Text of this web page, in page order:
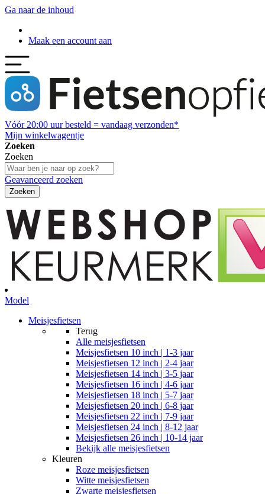
Ga naar de inhoud
Maak een account aan
Vóór 20:00 uur besteld = vandaag verzonden*
Mijn winkelwagentje
Zoeken
Zoeken
Geavanceerd zoeken
Zoeken
Model
Meisjesfietsen
Terug
Alle meisjesfietsen
Meisjesfietsen 10 inch | 1-3 jaar
Meisjesfietsen 12 inch | 2-4 jaar
Meisjesfietsen 14 inch | 3-5 jaar
Meisjesfietsen 16 inch | 4-6 jaar
Meisjesfietsen 18 inch | 5-7 jaar
Meisjesfietsen 20 inch | 6-8 jaar
Meisjesfietsen 22 inch | 7-9 jaar
Meisjesfietsen 24 inch | 8-12 jaar
Meisjesfietsen 26 inch | 10-14 jaar
Bekijk alle meisjesfietsen
Kleuren
Roze meisjesfietsen
Witte meisjesfietsen
Zwarte meisjesfietsen